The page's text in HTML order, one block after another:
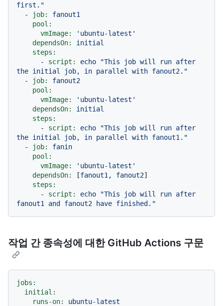
first."
-
job:
fanout1
pool:
vmImage:
'ubuntu-latest'
dependsOn:
initial
steps:
-
script: echo
"This job will run after
the initial job, in parallel with fanout2."
-
job:
fanout2
pool:
vmImage:
'ubuntu-latest'
dependsOn:
initial
steps:
-
script: echo
"This job will run after
the initial job, in parallel with fanout1."
-
job:
fanin
pool:
vmImage:
'ubuntu-latest'
dependsOn:
[fanout1 , fanout2]
steps:
-
script: echo
"This job will run after
fanout1 and fanout2 have finished."
작업 간 종속성에 대한 GitHub Actions 구문
jobs:
initial:
runs-on:
ubuntu-latest